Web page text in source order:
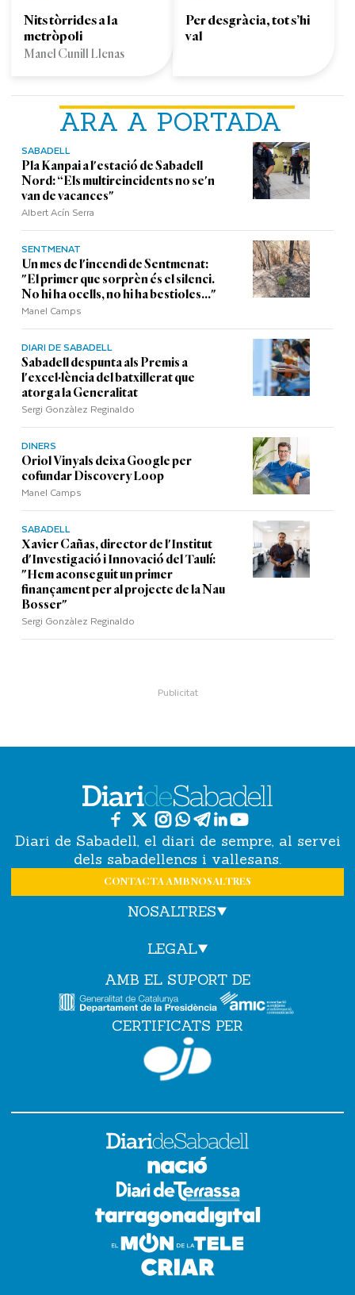
ARA A PORTADA
SABADELL
Pla Kanpai a l'estació de Sabadell
Nord: “Els multireincidents no se'n
van de vacances"
Albert Acín Serra
SENTMENAT
Un mes de l'incendi de Sentmenat:
"El primer que sorprèn és el silenci.
No hi ha ocells, no hi ha bestioles..."
Manel Camps
DIARI DE SABADELL
Sabadell despunta als Premis a
l'excel·lència del batxillerat que
atorga la Generalitat
Sergi Gonzàlez Reginaldo
DINERS
Oriol Vinyals deixa Google per
cofundar Discovery Loop
Manel Camps
SABADELL
Xavier Cañas, director de l'Institut
d'Investigació i Innovació del Taulí:
"Hem aconseguit un primer
finançament per al projecte de la Nau
Bosser"
Sergi Gonzàlez Reginaldo
Nits tòrrides a la
metròpoli
Manel Cunill Llenas
Per desgràcia, tot s’hi
val
Diari de Sabadell, el diari de sempre, al servei
dels sabadellencs i vallesans.
CONTACTA AMB NOSALTRES
NOSALTRES
LEGAL
AMB EL SUPORT DE
CERTIFICATS PER